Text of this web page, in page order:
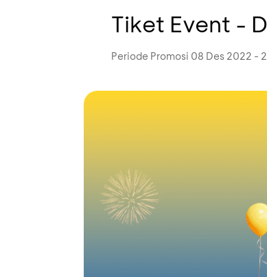
Tiket Event -
Periode Promosi 08 Des 2022 -